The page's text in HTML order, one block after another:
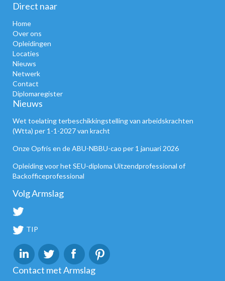
Direct naar
Home
Over ons
Opleidingen
Locaties
Nieuws
Netwerk
Contact
Diplomaregister
Nieuws
Wet toelating terbeschikkingstelling van arbeidskrachten
(Wtta) per 1-1-2027 van kracht
Onze Opfris en de ABU-NBBU-cao per 1 januari 2026
Opleiding voor het SEU-diploma Uitzendprofessional of
Backofficeprofessional
Volg Armslag
TIP
Contact met Armslag